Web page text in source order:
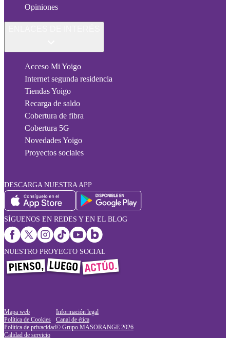
Opiniones
Acceso Mi Yoigo
Internet segunda residencia
Tiendas Yoigo
Recarga de saldo
Cobertura de fibra
Cobertura 5G
Novedades Yoigo
Proyectos sociales
DESCARGA NUESTRA APP
SÍGUENOS EN REDES Y EN EL BLOG
NUESTRO PROYECTO SOCIAL
Mapa web
Política de Cookies
Política de privacidad
Calidad de servicio
Información legal
Canal de ética
© Grupo MASORANGE 2026